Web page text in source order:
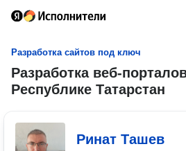
Разработка сайтов под ключ
Разработка веб-
Республике Татарстан
Ринат Ташев